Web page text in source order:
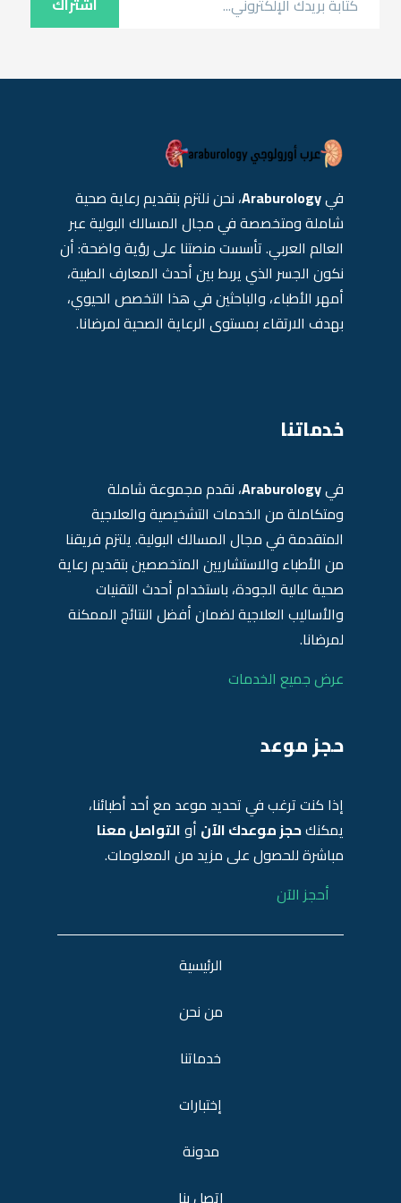
فيAraburology، نحن نلتزم بتقديم رعاية صحية
شاملة ومتخصصة في مجال المسالك البولية عبر
العالم العربي. تأسست منصتنا على رؤية واضحة: أن
نكون الجسر الذي يربط بين أحدث المعارف الطبية،
أمهر الأطباء، والباحثين في هذا التخصص الحيوي،
بهدف الارتقاء بمستوى الرعاية الصحية لمرضانا.
خدماتنا
فيAraburology، نقدم مجموعة شاملة
ومتكاملة من الخدمات التشخيصية والعلاجية
المتقدمة في مجال المسالك البولية. يلتزم فريقنا
من الأطباء والاستشاريين المتخصصين بتقديم رعاية
صحية عالية الجودة، باستخدام أحدث التقنيات
والأساليب العلاجية لضمان أفضل النتائج الممكنة
لمرضانا.
عرض جميع الخدمات
حجز موعد
إذا كنت ترغب في تحديد موعد مع أحد أطبائنا،
يمكنكحجز موعدك الآن أوالتواصل معنا
مباشرة للحصول على مزيد من المعلومات.
أحجز الآن
الرئيسية
من نحن
خدماتنا
إختبارات
مدونة